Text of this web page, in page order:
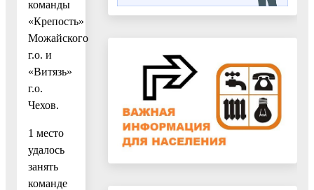
команды
«Крепость»
Можайского
г.о. и
«Витязь»
г.о.
Чехов.
1 место
удалось
занять
команде